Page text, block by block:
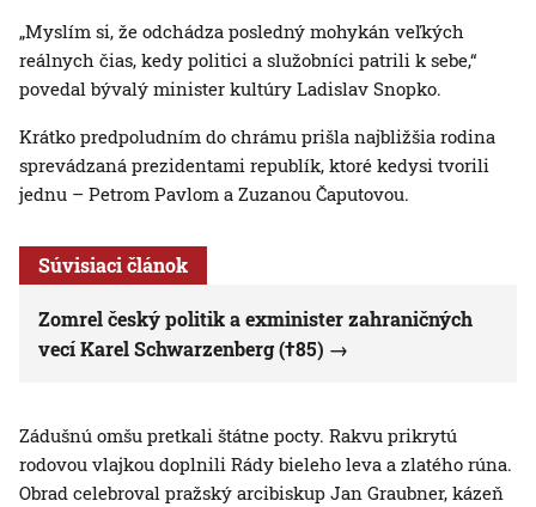
„Myslím si, že odchádza posledný mohykán veľkých
reálnych čias, kedy politici a služobníci patrili k sebe,“
povedal bývalý minister kultúry Ladislav Snopko.
Krátko predpoludním do chrámu prišla najbližšia rodina
sprevádzaná prezidentami republík, ktoré kedysi tvorili
jednu – Petrom Pavlom a Zuzanou Čaputovou.
Súvisiaci článok
Zomrel český politik a exminister zahraničných
vecí Karel Schwarzenberg (†85)
Zádušnú omšu pretkali štátne pocty. Rakvu prikrytú
rodovou vlajkou doplnili Rády bieleho leva a zlatého rúna.
Obrad celebroval pražský arcibiskup Jan Graubner, kázeň